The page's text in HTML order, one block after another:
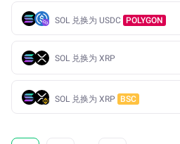
SOL 兑换为 USDC POLYGON
SOL 兑换为 XRP
SOL 兑换为 XRP BSC